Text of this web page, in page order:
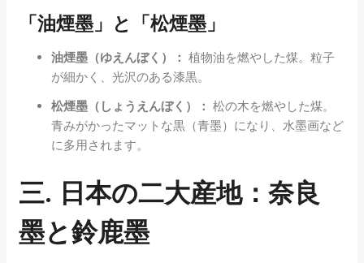
「油煙墨」と「松煙墨」
油煙墨（ゆえんぼく）： 植物油を燃やした煤。粒子
が細かく、光沢のある漆黒。
松煙墨（しょうえんぼく）： 松の木を燃やした煤。
青みがかったマットな黒（青墨）になり、水墨画など
に多用されます。
三. 日本の二大産地：奈良
墨と鈴鹿墨